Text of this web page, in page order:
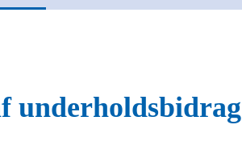
underholdsbidrag